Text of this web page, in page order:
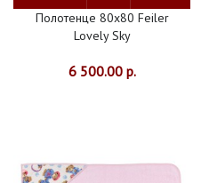
ХАЛАТЫ
Полотенце 80x80 Feiler
Lovely Sky
6 500.00 р.